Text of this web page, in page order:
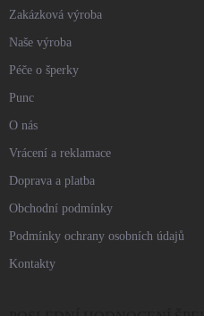
Zakázková výroba
Naše výroba
Péče o šperky
Punc
O nás
Vrácení a reklamace
Doprava a platba
Obchodní podmínky
Podmínky ochrany osobních údajů
Kontakty